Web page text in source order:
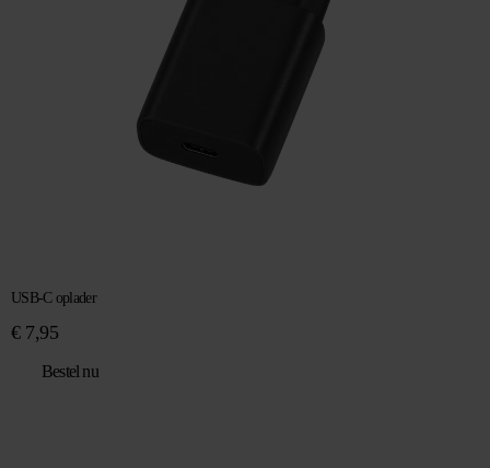
USB-C oplader
€7,95
Bestel nu